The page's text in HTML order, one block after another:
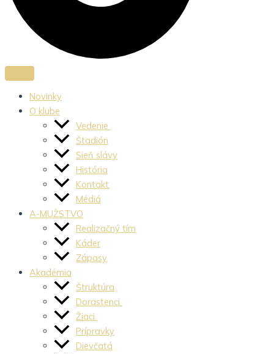
Novinky
O klube
Vedenie
Štadión
Sieň slávy
História
Kontakt
Médiá
A-MUŽSTVO
Realizačný tím
Káder
Zápasy
Akadémia
Štruktúra
Dorastenci
Žiaci
Prípravky
Dievčatá